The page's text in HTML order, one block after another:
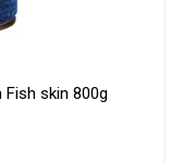
skin 800g